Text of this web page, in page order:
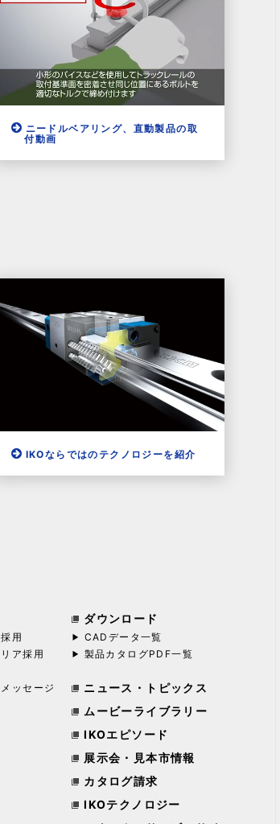
ニードルベアリング、直動製品の取
付動画
IKOならではのテクノロジーを紹介
用
ア採用
ッセージ
ダウンロード
CADデータ一覧
製品カタログPDF一覧
ニュース・トピックス
ムービーライブラリー
IKOエピソード
展示会・見本市情報
カタログ請求
IKOテクノロジー